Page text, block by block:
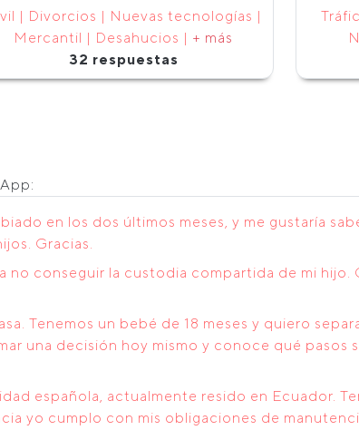
| Divorcios | Nuevas tecnologías |
Mercantil | Desahucios | + más
32 respuestas
en los dos últimos meses, y me gustaría
Gracias.
conseguir la custodia compartida de mi hijo.
Tenemos un bebé de 18 meses y quiero
una decisión hoy mismo y conoce qué pasos
española, actualmente resido en Ecuador.
yo cumplo con mis obligaciones de